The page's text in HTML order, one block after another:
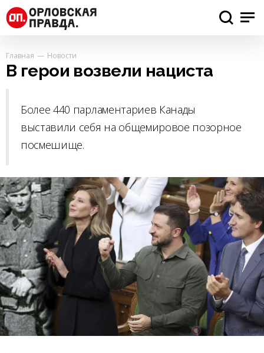
Главная Новости
В герои возвели нациста
Более 440 парламентариев Канады
выставили себя на общемировое позорное
посмешище.